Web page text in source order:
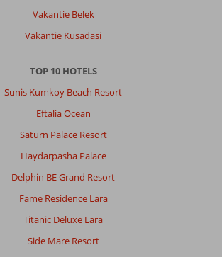
Vakantie Belek
Vakantie Kusadasi
TOP 10 HOTELS
Sunis Kumkoy Beach Resort
Eftalia Ocean
Saturn Palace Resort
Haydarpasha Palace
Delphin BE Grand Resort
Fame Residence Lara
Titanic Deluxe Lara
Side Mare Resort